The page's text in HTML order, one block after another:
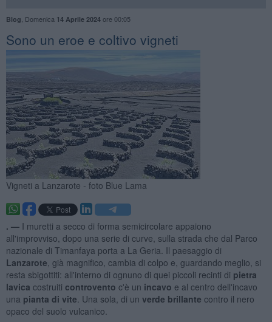
Blog Domenica 14 Aprile 2024ore 00:05
Sono un eroe e coltivo vigneti
Vigneti a Lanzarote - foto Blue Lama
. — I muretti a secco di forma semicircolare appaiono
all'improvviso, dopo una serie di curve, sulla strada che dal Parco
nazionale di Timanfaya porta a La Geria. Il paesaggio di
Lanzarote , già magnifico, cambia di colpo e, guardando meglio, si
resta sbigottiti: all'interno di ognuno di quei piccoli recinti di pietra
lavica costruiti controvento c'è un incavo e al centro dell'incavo
una pianta di vite . Una sola, di un verde brillante contro il nero
opaco del suolo vulcanico.